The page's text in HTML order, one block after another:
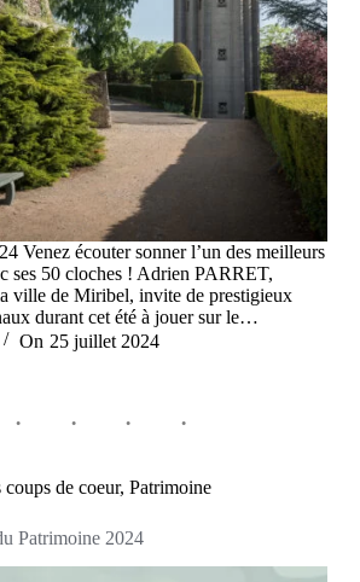
Venez écouter sonner l’un des meilleurs
ses 50 cloches ! Adrien PARRET,
ville de Miribel, invite de prestigieux
durant cet été à jouer sur le…
On 25 juillet 2024
coups de coeur, Patrimoine
Patrimoine 2024